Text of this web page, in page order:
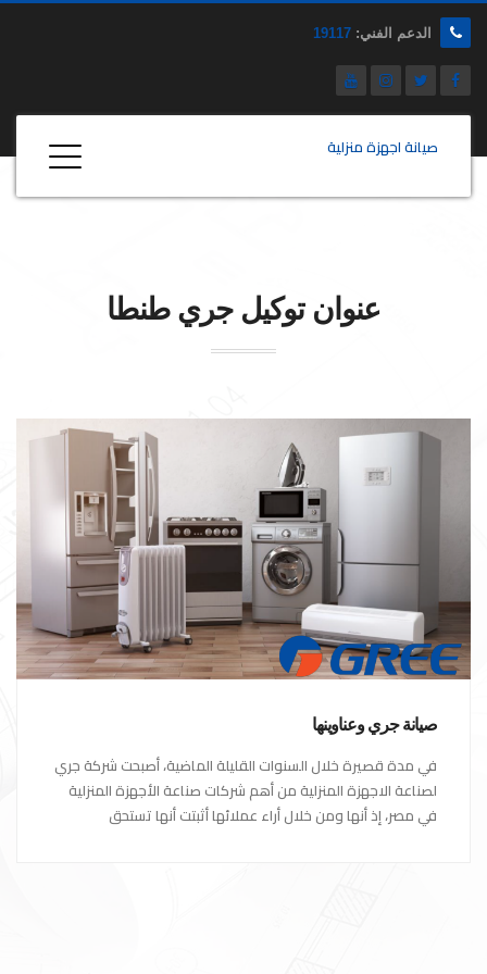
الدعم الفني: 19117
صيانة اجهزة منزلية
عنوان توكيلجري طنطا
صيانة جري وعناوينها
في مدة قصيرة خلال السنوات القليلة الماضية، أصبحت شركة جري
لصناعة الاجهزة المنزلية من أهم شركات صناعة الأجهزة المنزلية
في مصر، إذ أنها ومن خلال أراء عملائها أثبتت أنها تستحق